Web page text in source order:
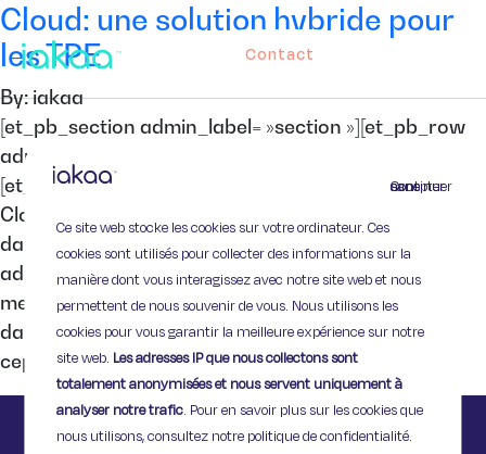
Continuer sans accepter
Ce site web stocke les cookies sur votre ordinateur. Ces
cookies sont utilisés pour collecter des informations sur la
manière dont vous interagissez avec notre site web et nous
permettent de nous souvenir de vous. Nous utilisons les
cookies pour vous garantir la meilleure expérience sur notre
site web. Les adresses IP que nous collectons sont
totalement anonymisées et nous servent uniquement à
analyser notre trafic. Pour en savoir plus sur les cookies que
nous utilisons, consultez notre politique de confidentialité.
Contact
Cloud: une solution hybride pour
les TPE
By: iakaa
[et_pb_section admin_label= »section »][et_pb_row
admin_label= »row »][et_pb_column type= »4_4″]
[et_pb_text admin_label= »Texte »] Les services de
Cloud Computing sont de plus en plus populaires
dans les entreprises : 44% d’entre elles ont déjà
adopté une solution Cloud et 24% envisagent d’en
mettre une en place prochainement. Très apprécié
dans les grandes entreprises, le Cloud ne parvient
cependant pas à séduire les dirigeants de […]